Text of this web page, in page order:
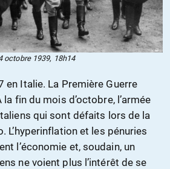
octobre 1939, 18h14
en Italie. La Première Guerre
fin du mois d’octobre, l’armée
qui sont défaits lors de la
L’hyperinflation et les pénuries
l’économie et, soudain, un
ne voient plus l’intérêt de se